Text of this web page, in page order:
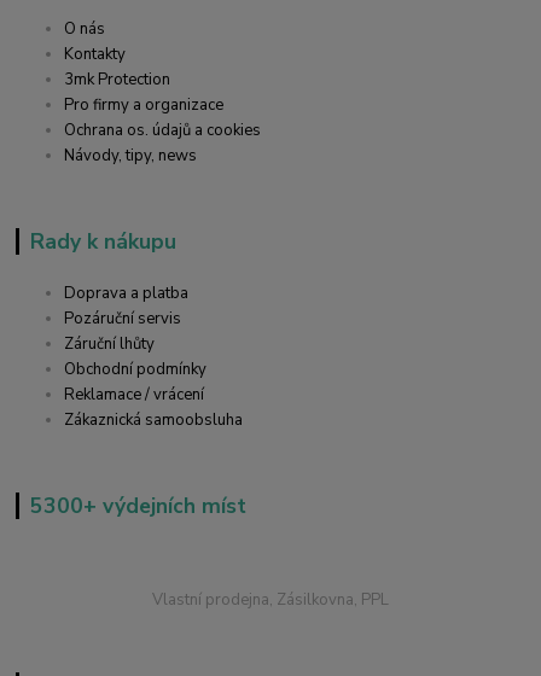
O nás
Kontakty
3mk Protection
Pro firmy a organizace
Ochrana os. údajů a cookies
Návody, tipy, news
Rady k nákupu
Doprava a platba
Pozáruční servis
Záruční lhůty
Obchodní podmínky
Reklamace / vrácení
Zákaznická samoobsluha
5300+ výdejních míst
Vlastní prodejna, Zásilkovna, PPL